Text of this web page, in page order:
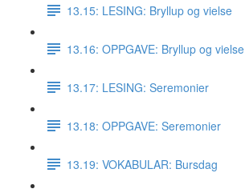
13.15: LESING: Bryllup og vielse
13.16: OPPGAVE: Bryllup og vielse
13.17: LESING: Seremonier
13.18: OPPGAVE: Seremonier
13.19: VOKABULAR: Bursdag